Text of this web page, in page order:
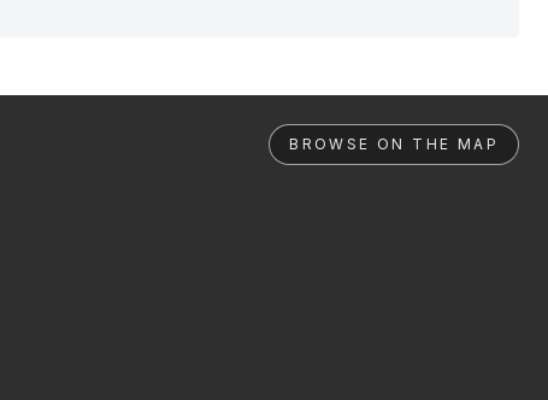
BROWSE ON THE MAP